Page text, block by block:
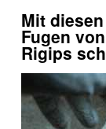
Mit
Fugen
Rigips